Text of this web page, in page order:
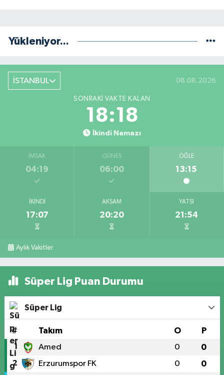
Yükleniyor...
İSTANBUL 08.08.2026
SONRAKI VAKTE KALAN
18:18
İkindi Namazı
İMSAK
04:19
GÜNEŞ
06:00
ÖĞLE
13:15
İKINDI
17:07
AKŞAM
20:20
YATSI
21:54
Aylık Vakitler
Süper Lig Puan Durumu
Süper Lig
# Takım O P
1 Amed 0 0
2 Erzurumspor FK 0 0